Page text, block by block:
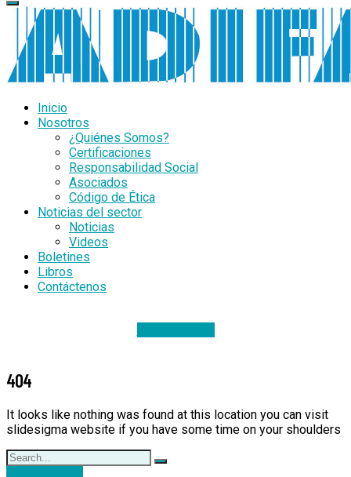
Inicio
Nosotros
¿Quiénes Somos?
Certificaciones
Responsabilidad Social
Asociados
Código de Ética
Noticias del sector
Noticias
Videos
Boletines
Libros
Contáctenos
404
It looks like nothing was found at this location you can visit
slidesigma website if you have some time on your shoulders